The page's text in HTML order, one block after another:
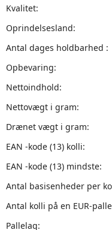
Kvalitet:
Oprindelsesland:
Antal dages holdbarhed :
Opbevaring:
Nettoindhold:
Nettovægt i gram:
Drænet vægt i gram:
EAN -kode (13) kolli:
EAN -kode (13) mindste:
Antal basisenheder per
Antal kolli på en EUR-
Pallelag: